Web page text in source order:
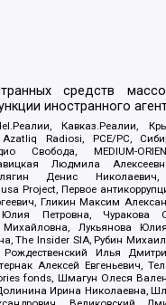
средств
иностранного
Кавказ.Реалии,
Radiosi, PCE/PC,
Свобода, MEDIUM-
Людмила
Денис
Project, Первое
Гликин Максим
Петровна, Чуракова
Лукьянова
The Insider SIA, Рубин
Илья
Алексей Евгеньевич,
fonds, Шмагун Олеся
Ирина Николаевна,